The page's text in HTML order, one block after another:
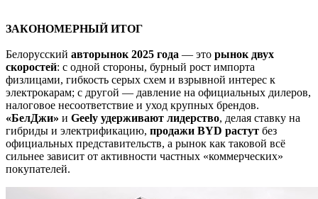
ЗАКОНОМЕРНЫЙ ИТОГ
Белорусский авторынок 2025 года — это рынок двух
скоростей: с одной стороны, бурный рост импорта
физлицами, гибкость серых схем и взрывной интерес к
электрокарам; с другой — давление на официальных дилеров,
налоговое несоответствие и уход крупных брендов.
«БелДжи» и Geely удерживают лидерство, делая ставку на
гибриды и электрификацию, продажи BYD растут без
официальных представительств, а рынок как таковой всё
сильнее зависит от активности частных «коммерческих»
покупателей.